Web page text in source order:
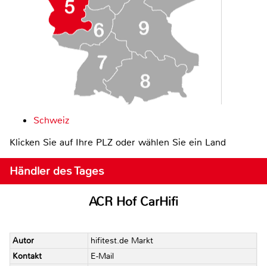
Schweiz
Klicken Sie auf Ihre PLZ oder wählen Sie ein Land
Händler des Tages
ACR Hof CarHifi
Autor
hifitest.de Markt
Kontakt
E-Mail